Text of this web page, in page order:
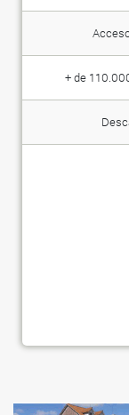
+ de